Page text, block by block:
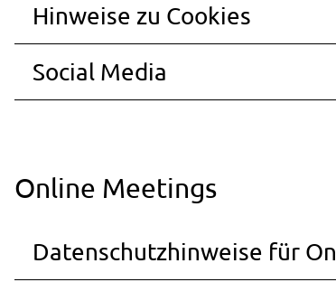
Hinweise zu Cookies
Social Media
Online Meetings
Datenschutzhinweise für